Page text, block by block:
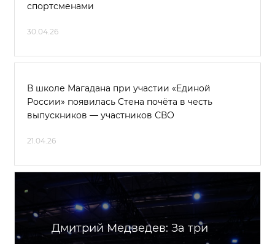
спортсменами
30.04.26
В школе Магадана при участии «Единой
России» появилась Стена почёта в честь
выпускников — участников СВО
21.04.26
Дмитрий Медведев: За три